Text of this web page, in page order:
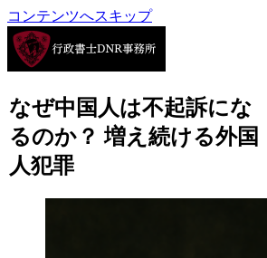
コンテンツへスキップ
なぜ中国人は不起訴にな
るのか？ 増え続ける外国
人犯罪